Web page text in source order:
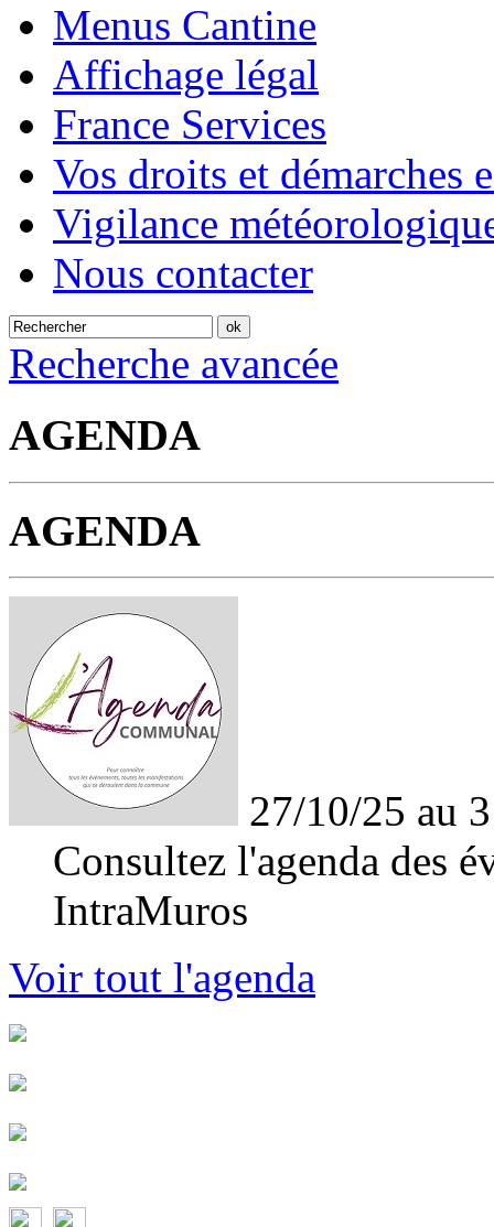
Menus Cantine
Affichage légal
France Services
Vos droits et démarches
Vigilance
Nous contacter
Recherche avancée
AGENDA
AGENDA
27/10/25 au
Consultez l'agenda des
IntraMuros
Voir tout l'agenda